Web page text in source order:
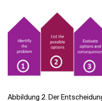
Abbildung 2. Der